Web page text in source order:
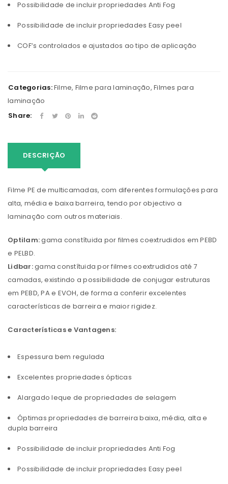
Possibilidade de incluir propriedades Anti Fog
Possibilidade de incluir propriedades Easy peel
COF’s controlados e ajustados ao tipo de aplicação
Categorias:Filme, Filme para laminação, Filmes para
laminação
Share:
DESCRIÇÃO
Filme PE de multicamadas, com diferentes formulações para
alta, média e baixa barreira, tendo por objectivo a
laminação com outros materiais.
Optilam:gama constítuida por filmes coextrudidos em PEBD
e PELBD.
Lidbar:gama constítuida por filmes coextrudidos até 7
camadas, existindo a possibilidade de conjugar estruturas
em PEBD, PA e EVOH, de forma a conferir excelentes
características de barreira e maior rigidez.
Características e Vantagens:
Espessura bem regulada
Excelentes propriedades ópticas
Alargado leque de propriedades de selagem
Óptimas propriedades de barreira baixa, média, alta e
dupla barreira
Possibilidade de incluir propriedades Anti Fog
Possibilidade de incluir propriedades Easy peel